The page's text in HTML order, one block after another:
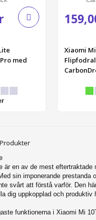
med
Xiaomi
är en av de mest eftertraktade
sin imponerande prestanda
svårt att förstå varför. Den
dig uppkopplad och produktiv
funktionerna i Xiaomi Mi